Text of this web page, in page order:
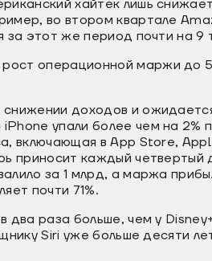
хайтек лишь
во втором квартале
за этот же период почти на 9
операционной маржи до
доходов и
упали более чем на 2%
включающая в App Store,
приносит каждый
за 1 млрд, а маржа
почти 71%.
два раза больше, чем у
Siri уже больше десяти